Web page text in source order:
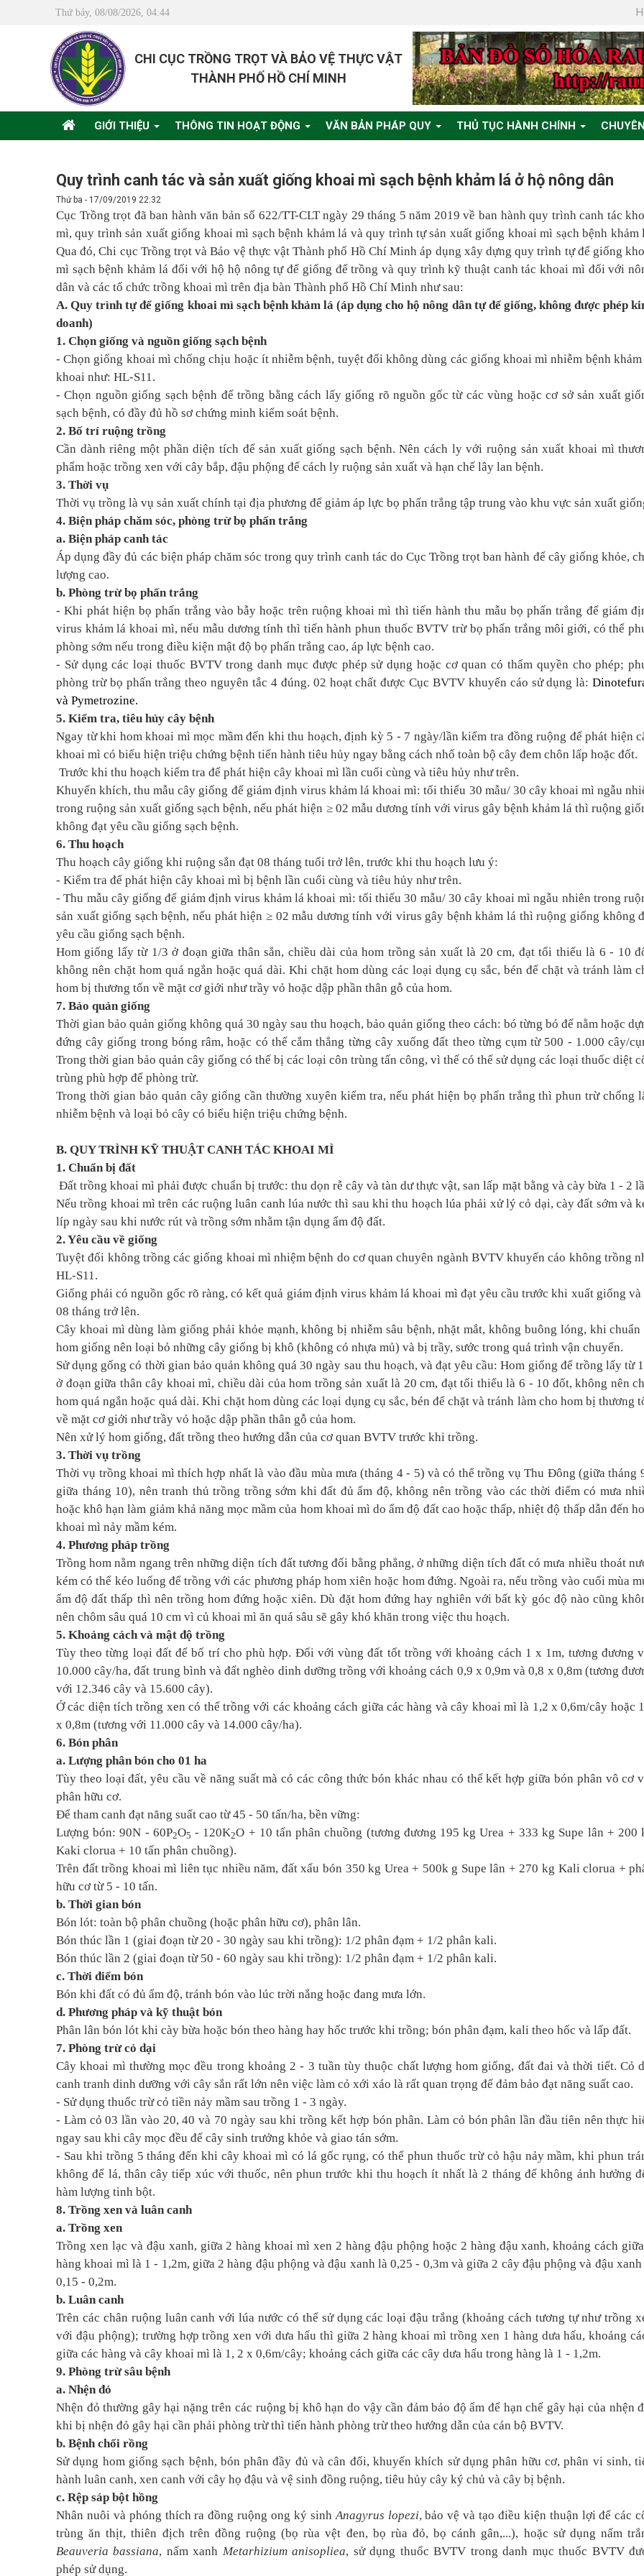
Thứ bảy, 08/08/2026, 04:44
CHI CỤC TRỒNG TRỌT VÀ BẢO VỆ THỰC VẬT
THÀNH PHỐ HỒ CHÍ MINH
GIỚI THIỆU THÔNG TIN HOẠT ĐỘNG VĂN BẢN PHÁP QUY THỦ TỤC HÀNH CHÍNH
Quy trình canh tác và sản xuất giống khoai mì sạch bệnh khảm lá ở hộ nông dân
Thứ ba - 17/09/2019 22:32
Cục Trồng trọt đã ban hành văn bản số 622/TT-CLT ngày 29 tháng 5 năm 2019 về ban hành quy trình canh tác
mì, quy trình sản xuất giống khoai mì sạch bệnh khảm lá và quy trình tự sản xuất giống khoai mì sạch bệnh khảm
Qua đó, Chi cục Trồng trọt và Bảo vệ thực vật Thành phố Hồ Chí Minh áp dụng xây dựng quy trình tự để giống
mì sạch bệnh khảm lá đối với hộ hộ nông tự để giống để trồng và quy trình kỹ thuật canh tác khoai mì đối với
dân và các tổ chức trồng khoai mì trên địa bàn Thành phố Hồ Chí Minh như sau:
A. Quy trình tự để giống khoai mì sạch bệnh khảm lá (áp dụng cho hộ nông dân tự để giống, không được phép
doanh)
1. Chọn giống và nguồn giống sạch bệnh
- Chọn giống khoai mì chống chịu hoặc ít nhiễm bệnh, tuyệt đối không dùng các giống khoai mì nhiễm bệnh
khoai như: HL-S11.
- Chọn nguồn giống sạch bệnh để trồng bằng cách lấy giống rõ nguồn gốc từ các vùng hoặc cơ sở sản xuất
sạch bệnh, có đầy đủ hồ sơ chứng minh kiểm soát bệnh.
2. Bố trí ruộng trồng
Cần dành riêng một phần diện tích để sản xuất giống sạch bệnh. Nên cách ly với ruộng sản xuất khoai mì
phẩm hoặc trồng xen với cây bắp, đậu phộng để cách ly ruộng sản xuất và hạn chế lây lan bệnh.
3. Thời vụ
Thời vụ trồng là vụ sản xuất chính tại địa phương để giảm áp lực bọ phấn trắng tập trung vào khu vực sản xuất
4. Biện pháp chăm sóc, phòng trừ bọ phấn trắng
a. Biện pháp canh tác
Áp dụng đầy đủ các biện pháp chăm sóc trong quy trình canh tác do Cục Trồng trọt ban hành để cây giống khỏe,
lượng cao.
b. Phòng trừ bọ phấn trắng
- Khi phát hiện bọ phấn trắng vào bẫy hoặc trên ruộng khoai mì thì tiến hành thu mẫu bọ phấn trắng để giám
virus khảm lá khoai mì, nếu mẫu dương tính thì tiến hành phun thuốc BVTV trừ bọ phấn trắng môi giới, có thể
phòng sớm nếu trong điều kiện mật độ bọ phấn trắng cao, áp lực bệnh cao.
- Sử dụng các loại thuốc BVTV trong danh mục được phép sử dụng hoặc cơ quan có thẩm quyền cho phép;
phòng trừ bọ phấn trắng theo nguyên tắc 4 đúng. 02 hoạt chất được Cục BVTV khuyến cáo sử dụng là:
và Pymetrozine.
5. Kiểm tra, tiêu hủy cây bệnh
Ngay từ khi hom khoai mì mọc mầm đến khi thu hoạch, định kỳ 5 - 7 ngày/lần kiểm tra đồng ruộng để phát hiện
khoai mì có biểu hiện triệu chứng bệnh tiến hành tiêu hủy ngay bằng cách nhổ toàn bộ cây đem chôn lấp hoặc đốt.
Trước khi thu hoạch kiểm tra để phát hiện cây khoai mì lần cuối cùng và tiêu hủy như trên.
Khuyến khích, thu mẫu cây giống để giám định virus khảm lá khoai mì: tối thiểu 30 mẫu/ 30 cây khoai mì ngẫu
trong ruộng sản xuất giống sạch bệnh, nếu phát hiện ≥ 02 mẫu dương tính với virus gây bệnh khảm lá thì ruộng
không đạt yêu cầu giống sạch bệnh.
6. Thu hoạch
Thu hoạch cây giống khi ruộng sắn đạt 08 tháng tuổi trở lên, trước khi thu hoạch lưu ý:
- Kiểm tra để phát hiện cây khoai mì bị bệnh lần cuối cùng và tiêu hủy như trên.
- Thu mẫu cây giống để giám định virus khảm lá khoai mì: tối thiểu 30 mẫu/ 30 cây khoai mì ngẫu nhiên trong
sản xuất giống sạch bệnh, nếu phát hiện ≥ 02 mẫu dương tính với virus gây bệnh khảm lá thì ruộng giống không
yêu cầu giống sạch bệnh.
Hom giống lấy từ 1/3 ở đoạn giữa thân sắn, chiều dài của hom trồng sản xuất là 20 cm, đạt tối thiểu là 6 - 10
không nên chặt hom quá ngắn hoặc quá dài. Khi chặt hom dùng các loại dụng cụ sắc, bén để chặt và tránh làm
hom bị thương tổn về mặt cơ giới như trầy vỏ hoặc dập phần thân gỗ của hom.
7. Bảo quản giống
Thời gian bảo quản giống không quá 30 ngày sau thu hoạch, bảo quản giống theo cách: bó từng bó để nằm hoặc
đứng cây giống trong bóng râm, hoặc có thể cắm thẳng từng cây xuống đất theo từng cụm từ 500 - 1.000 cây/
Trong thời gian bảo quản cây giống có thể bị các loại côn trùng tấn công, vì thế có thể sử dụng các loại thuốc diệt
trùng phù hợp để phòng trừ.
Trong thời gian bảo quản cây giống cần thường xuyên kiểm tra, nếu phát hiện bọ phấn trắng thì phun trừ chống
nhiễm bệnh và loại bỏ cây có biểu hiện triệu chứng bệnh.
B. QUY TRÌNH KỸ THUẬT CANH TÁC KHOAI MÌ
1. Chuẩn bị đất
Đất trồng khoai mì phải được chuẩn bị trước: thu dọn rễ cây và tàn dư thực vật, san lấp mặt bằng và cày bừa 1 - 2
Nếu trồng khoai mì trên các ruộng luân canh lúa nước thì sau khi thu hoạch lúa phải xử lý cỏ dại, cày đất sớm và
líp ngày sau khi nước rút và trồng sớm nhằm tận dụng ẩm độ đất.
2. Yêu cầu về giống
Tuyệt đối không trồng các giống khoai mì nhiệm bệnh do cơ quan chuyên ngành BVTV khuyến cáo không trồng
HL-S11.
Giống phải có nguồn gốc rõ ràng, có kết quả giám định virus khảm lá khoai mì đạt yêu cầu trước khi xuất giống và
08 tháng trở lên.
Cây khoai mì dùng làm giống phải khỏe mạnh, không bị nhiễm sâu bệnh, nhặt mắt, không buông lóng, khi chuẩn
hom giống nên loại bỏ những cây giống bị khô (không có nhựa mủ) và bị trầy, sước trong quá trình vận chuyển.
Sử dụng gống có thời gian bảo quản không quá 30 ngày sau thu hoạch, và đạt yêu cầu: Hom giống để trồng lấy từ
ở đoạn giữa thân cây khoai mì, chiều dài của hom trồng sản xuất là 20 cm, đạt tối thiểu là 6 - 10 đốt, không nên
hom quá ngắn hoặc quá dài. Khi chặt hom dùng các loại dụng cụ sắc, bén để chặt và tránh làm cho hom bị thương
về mặt cơ giới như trầy vỏ hoặc dập phần thân gỗ của hom.
Nên xử lý hom giống, đất trồng theo hướng dẫn của cơ quan BVTV trước khi trồng.
3. Thời vụ trồng
Thời vụ trồng khoai mì thích hợp nhất là vào đầu mùa mưa (tháng 4 - 5) và có thể trồng vụ Thu Đông (giữa tháng
giữa tháng 10), nên tranh thủ trồng trồng sớm khi đất đủ ẩm độ, không nên trồng vào các thời điểm có mưa
hoặc khô hạn làm giảm khả năng mọc mầm của hom khoai mì do ẩm độ đất cao hoặc thấp, nhiệt độ thấp dẫn đến
khoai mì nảy mầm kém.
4. Phương pháp trồng
Trồng hom nằm ngang trên những diện tích đất tương đối bằng phẳng, ở những diện tích đất có mưa nhiều thoát
kém có thể kéo luống để trồng với các phương pháp hom xiên hoặc hom đứng. Ngoài ra, nếu trồng vào cuối mùa
ẩm độ đất thấp thì nên trồng hom đứng hoặc xiên. Dù đặt hom đứng hay nghiên với bất kỳ góc độ nào cũng
nên chôm sâu quá 10 cm vì củ khoai mì ăn quá sâu sẽ gây khó khăn trong việc thu hoạch.
5. Khoảng cách và mật độ trồng
Tùy theo từng loại đất để bố trí cho phù hợp. Đối với vùng đất tốt trồng với khoảng cách 1 x 1m, tương đương
10.000 cây/ha, đất trung bình và đất nghèo dinh dưỡng trồng với khoảng cách 0,9 x 0,9m và 0,8 x 0,8m (tương
với 12.346 cây và 15.600 cây).
Ở các diện tích trồng xen có thể trồng với các khoảng cách giữa các hàng và cây khoai mì là 1,2 x 0,6m/cây hoặc
x 0,8m (tương với 11.000 cây và 14.000 cây/ha).
6. Bón phân
a. Lượng phân bón cho 01 ha
Tùy theo loại đất, yêu cầu về năng suất mà có các công thức bón khác nhau có thể kết hợp giữa bón phân vô cơ
phân hữu cơ.
Để tham canh đạt năng suất cao từ 45 - 50 tấn/ha, bền vững:
Lượng bón: 90N - 60P2O5 - 120K2O + 10 tấn phân chuồng (tương đương 195 kg Urea + 333 kg Supe lân + 200
Kaki clorua + 10 tấn phân chuồng).
Trên đất trồng khoai mì liên tục nhiều năm, đất xấu bón 350 kg Urea + 500k g Supe lân + 270 kg Kali clorua +
hữu cơ từ 5 - 10 tấn.
b. Thời gian bón
Bón lót: toàn bộ phân chuồng (hoặc phân hữu cơ), phân lân.
Bón thúc lần 1 (giai đoạn từ 20 - 30 ngày sau khi trồng): 1/2 phân đạm + 1/2 phân kali.
Bón thúc lần 2 (giai đoạn từ 50 - 60 ngày sau khi trồng): 1/2 phân đạm + 1/2 phân kali.
c. Thời điểm bón
Bón khi đất có đủ ẩm độ, tránh bón vào lúc trời nắng hoặc đang mưa lớn.
d. Phương pháp và kỹ thuật bón
Phân lân bón lót khi cày bừa hoặc bón theo hàng hay hốc trước khi trồng; bón phân đạm, kali theo hốc và lấp đất.
7. Phòng trừ cỏ dại
Cây khoai mì thường mọc đều trong khoảng 2 - 3 tuần tùy thuộc chất lượng hom giống, đất đai và thời tiết. Cỏ
canh tranh dinh dưỡng với cây sắn rất lớn nên việc làm cỏ xới xáo là rất quan trọng để đảm bảo đạt năng suất cao.
- Sử dụng thuốc trừ cỏ tiền nảy mầm sau trồng 1 - 3 ngày.
- Làm cỏ 03 lần vào 20, 40 và 70 ngày sau khi trồng kết hợp bón phân. Làm cỏ bón phân lần đầu tiên nên thực
ngay sau khi cây mọc đều để cây sinh trưởng khỏe và giao tán sớm.
- Sau khi trồng 5 tháng đến khi cây khoai mì có lá gốc rụng, có thể phun thuốc trừ cỏ hậu nảy mầm, khi phun
không để lá, thân cây tiếp xúc với thuốc, nên phun trước khi thu hoạch ít nhất là 2 tháng để không ảnh hưởng
hàm lượng tinh bột.
8. Trồng xen và luân canh
a. Trồng xen
Trồng xen lạc và đậu xanh, giữa 2 hàng khoai mì xen 2 hàng đậu phộng hoặc 2 hàng đậu xanh, khoảng cách
hàng khoai mì là 1 - 1,2m, giữa 2 hàng đậu phộng và đậu xanh là 0,25 - 0,3m và giữa 2 cây đậu phộng và đậu
0,15 - 0,2m.
b. Luân canh
Trên các chân ruộng luân canh với lúa nước có thể sử dụng các loại đậu trắng (khoảng cách tương tự như trồng
với đậu phộng); trường hợp trồng xen với dưa hấu thì giữa 2 hàng khoai mì trồng xen 1 hàng dưa hấu, khoảng
giữa các hàng và cây khoai mì là 1, 2 x 0,6m/cây; khoảng cách giữa các cây dưa hấu trong hàng là 1 - 1,2m.
9. Phòng trừ sâu bệnh
a. Nhện đỏ
Nhện đỏ thường gây hại nặng trên các ruộng bị khô hạn do vậy cần đảm bảo độ ẩm để hạn chế gây hại của nhện
khi bị nhện đỏ gây hại cần phải phòng trừ thì tiến hành phòng trừ theo hướng dẫn của cán bộ BVTV.
b. Bệnh chổi rồng
Sử dụng hom giống sạch bệnh, bón phân đầy đủ và cân đối, khuyến khích sử dụng phân hữu cơ, phân vi sinh,
hành luân canh, xen canh với cây họ đậu và vệ sinh đồng ruộng, tiêu hủy cây ký chủ và cây bị bệnh.
c. Rệp sáp bột hồng
Nhân nuôi và phóng thích ra đồng ruộng ong ký sinhAnagyrus lopezi, bảo vệ và tạo điều kiện thuận lợi để các
trùng ăn thịt, thiên địch trên đồng ruộng (bọ rùa vệt đen, bọ rùa đỏ, bọ cánh gân,...), hoặc sử dụng nấm
Beauveria bassiana, nấm xanh Metarhizium anisopliea, sử dụng thuốc BVTV trong danh mục thuốc BVTV
phép sử dụng.